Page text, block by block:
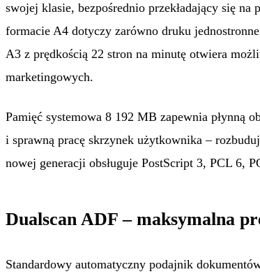
swojej klasie, bezpośrednio przekładający się
formacie A4 dotyczy zarówno druku
A3 z prędkością 22 stron na minutę otwiera
marketingowych.
Pamięć systemowa 8 192 MB zapewnia płynną
i sprawną pracę skrzynek użytkownika –
nowej generacji obsługuje PostScript 3, PCL 6,
Dualscan ADF – maksymalna
Standardowy automatyczny podajnik